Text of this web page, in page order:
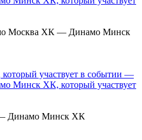
Москва ХК — Динамо Минск
—
Динамо Минск ХК